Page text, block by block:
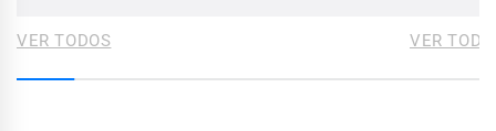
VER TODOS VER